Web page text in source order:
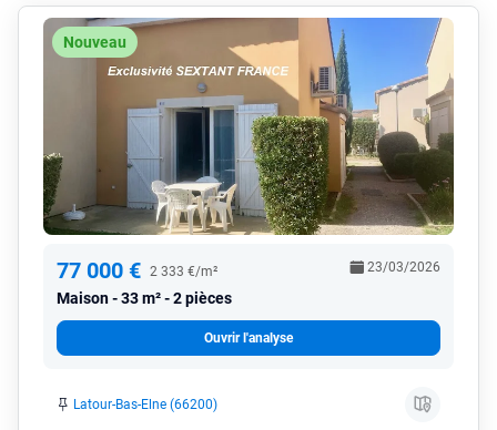
Nouveau
77 000 € 2 333 €/m²
Maison 33 m² - 2 pièces
23/03/2026
Ouvrir l'analyse
Latour-Bas-Elne (66200)